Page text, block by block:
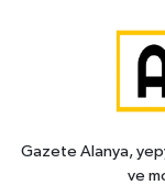
Gazete Alanya,
ve